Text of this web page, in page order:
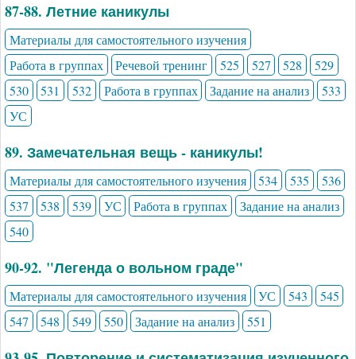
87-88. Летние каникулы
Материалы для самостоятельного изучения
Работа в группах
Речевой тренинг 525 527 528
529
530
531 532 Работа в группах Задание на анализ
533
УС
89. Замечательная вещь - каникулы!
Материалы для самостоятельного изучения 534 535
536
537
538 539 УС Работа в группах
Задание на анализ
540
90-92. "Легенда о вольном граде"
Материалы для самостоятельного изучения УС 543
545
547
548 549 550 Задание на анализ 551